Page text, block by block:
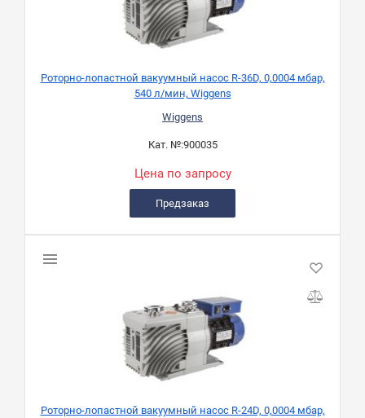
Роторно-лопастной вакуумный насос R-36D, 0,0004 мбар,
540 л/мин, Wiggens
Wiggens
Кат. №:900035
Цена по запросу
Предзаказ
Роторно-лопастной вакуумный насос R-24D, 0,0004 мбар,